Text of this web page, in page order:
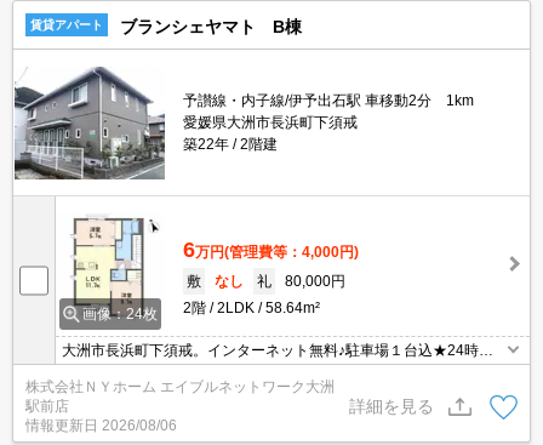
賃貸アパート ブランシェヤマト B棟
予讃線・内子線/伊予出石駅 車移動2分 1km
愛媛県大洲市長浜町下須戒
築22年
2階建
画像：24枚
6万円(管理費等：4,000円)
敷
なし 礼
80,000円
2階
2LDK 58.64m²
大洲市長浜町下須戒。インターネット無料♪駐車場１台込★24時間
換気扇★洗髪洗面化粧台★洗濯機置場（室内）★室内物干し★温水
洗浄便座★エアコン２台★設備充実の２ＬＤＫ！初期費用御見積書
などお気軽にどうぞ
株式会社ＮＹホーム エイブルネットワーク大洲
駅前店
情報更新日 2026/08/06
詳細を見る